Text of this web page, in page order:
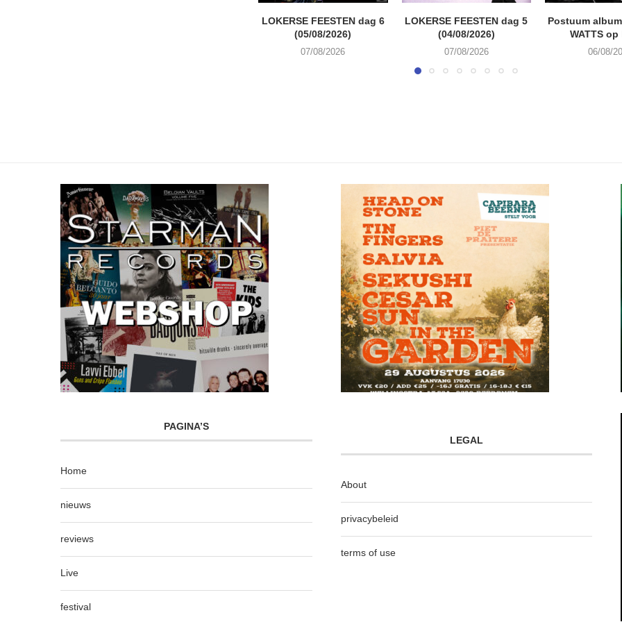
LOKERSE FEESTEN dag 6
(05/08/2026)
07/08/2026
LOKERSE FEESTEN dag 5
(04/08/2026)
07/08/2026
Postuum
WATTS
06/08/
PAGINA’S
Home
nieuws
reviews
Live
festival
LEGAL
About
privacybeleid
terms of use